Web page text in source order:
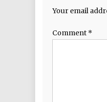
Your email
Comment *